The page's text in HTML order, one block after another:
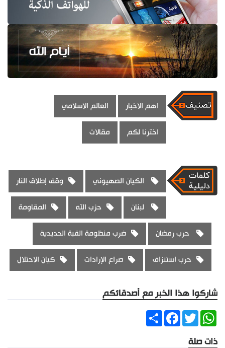
اهم الاخبار العالم الاسلامي
اخترنا لكم مقالات
الكيان الصهيوني وقف إطلاق النار
لبنان حزب الله المقاومة
حرب رمضان ضرب منظومة القبة الحديدية
حرب استنزاف صراع الإرادات كيان الاحتلال
شاركوا هذا الخبر مع أصدقائكم
ShareFacebookTwitter
WhatsApp
ذات صلة